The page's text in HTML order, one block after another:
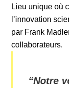
Lieu unique où
l’innovation
par Frank
collaborateurs.
“Notre